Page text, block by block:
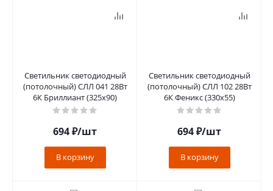
Светильник светодиодный
(потолочный) СЛЛ 041 28Вт
6К Бриллиант (325x90)
694₽/шт
В корзину
Светильник светодиодный
(потолочный) СЛЛ 102 28Вт
6К Феникс (330x55)
694₽/шт
В корзину